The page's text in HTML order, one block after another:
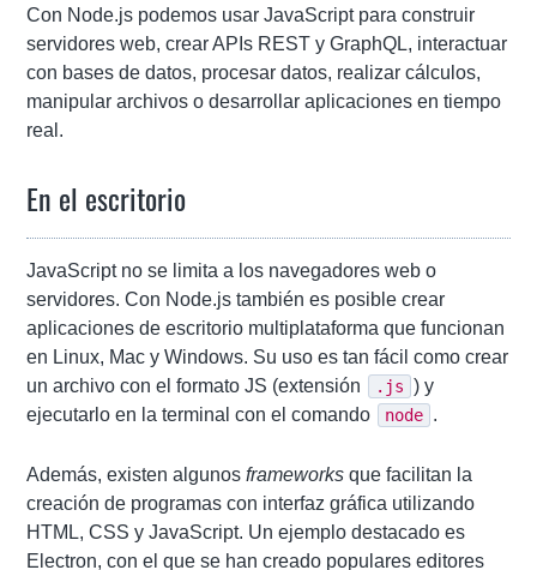
Con Node.js podemos usar JavaScript para construir
servidores web, crear APIs REST y GraphQL, interactuar
con bases de datos, procesar datos, realizar cálculos,
manipular archivos o desarrollar aplicaciones en tiempo
real.
En el escritorio
JavaScript no se limita a los navegadores web o
servidores. Con Node.js también es posible crear
aplicaciones de escritorio multiplataforma que funcionan
en Linux, Mac y Windows. Su uso es tan fácil como crear
un archivo con el formato JS (extensión
.js ) y
ejecutarlo en la terminal con el comando
node .
Además, existen algunosframeworks que facilitan la
creación de programas con interfaz gráfica utilizando
HTML, CSS y JavaScript. Un ejemplo destacado es
Electron, con el que se han creado populares editores